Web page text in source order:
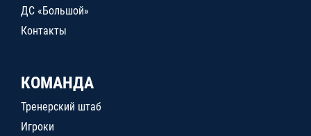
ДС «Большой»
Контакты
КОМАНДА
Тренерский штаб
Игроки